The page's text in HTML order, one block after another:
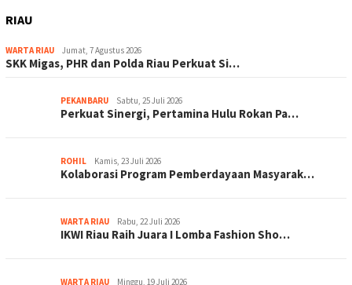
RIAU
WARTA RIAU Jumat, 7 Agustus 2026
SKK Migas, PHR dan Polda Riau Perkuat Si…
PEKANBARU Sabtu, 25 Juli 2026
Perkuat Sinergi, Pertamina Hulu Rokan Pa…
ROHIL Kamis, 23 Juli 2026
Kolaborasi Program Pemberdayaan Masyarak…
WARTA RIAU Rabu, 22 Juli 2026
IKWI Riau Raih Juara I Lomba Fashion Sho…
WARTA RIAU Minggu, 19 Juli 2026